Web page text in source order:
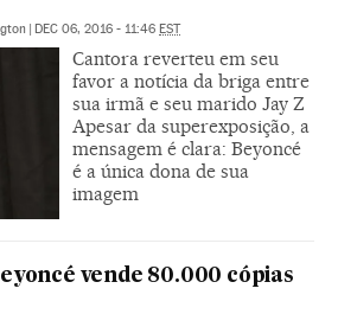
| DEC 06, 2016 - 11:46 EST
Cantora reverteu em seu
favor a notícia da briga entre
sua irmã e seu marido Jay Z
Apesar da superexposição, a
mensagem é clara: Beyoncé
é a única dona de sua
imagem
vende 80.000 cópias